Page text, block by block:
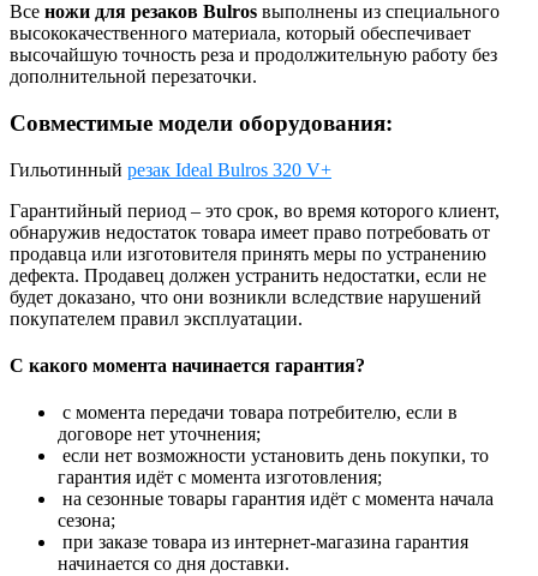
Все ножи для резаков Bulros выполнены из специального
высококачественного материала, который обеспечивает
высочайшую точность реза и продолжительную работу без
дополнительной перезаточки.
Совместимые модели оборудования:
Гильотинный резак Ideal Bulros 320 V+
Гарантийный период – это срок, во время которого клиент,
обнаружив недостаток товара имеет право потребовать от
продавца или изготовителя принять меры по устранению
дефекта. Продавец должен устранить недостатки, если не
будет доказано, что они возникли вследствие нарушений
покупателем правил эксплуатации.
С какого момента начинается гарантия?
с момента передачи товара потребителю, если в
договоре нет уточнения;
если нет возможности установить день покупки, то
гарантия идёт с момента изготовления;
на сезонные товары гарантия идёт с момента начала
сезона;
при заказе товара из интернет-магазина гарантия
начинается со дня доставки.